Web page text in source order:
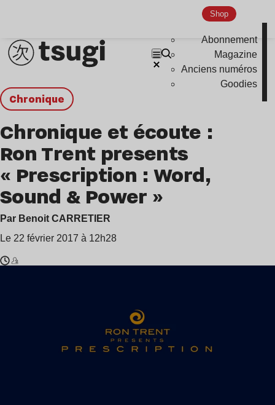
Shop
Abonnement
Magazine
Anciens numéros
Goodies
chronique
Chronique et écoute :
Ron Trent presents
« Prescription : Word,
Sound & Power »
Par Benoit CARRETIER
Le 22 février 2017 à 12h28